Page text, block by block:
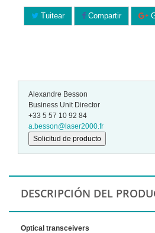
Tuitear Compartir
Alexandre Besson
Business Unit Director
+33 5 57 10 92 84
a.besson@laser2000.fr
Solicitud de producto
DESCRIPCIÓN DEL
Optical transceivers